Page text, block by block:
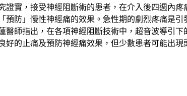
實，接受神經阻斷術的患者，在介入後四週內
防」慢性神經痛的效果。急性期的劇烈疼痛是
師指出，在各項神經阻斷技術中，超音波導引
的止痛及預防神經痛效果，但少數患者可能出現